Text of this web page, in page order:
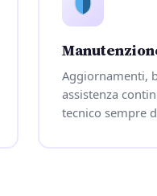
Aggiornamenti,
assistenza
tecnico sempre